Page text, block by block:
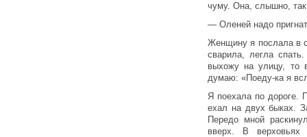
чуму. Она, слышно, так
— Оленей надо
Женщину я послала в
сварила, легла
выхожу на улицу, то
думаю: «Поеду-ка я
Я поехала по дороге.
ехал на двух быках.
Передо мной
вверх. В